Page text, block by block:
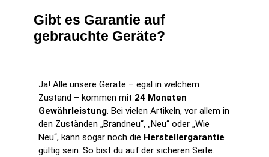
Gibt es Garantie auf
gebrauchte Geräte?
Ja! Alle unsere Geräte – egal in welchem
Zustand – kommen mit 24 Monaten
Gewährleistung . Bei vielen Artikeln, vor allem in
den Zuständen „Brandneu“, „Neu“ oder „Wie
Neu“, kann sogar noch die Herstellergarantie
gültig sein. So bist du auf der sicheren Seite.